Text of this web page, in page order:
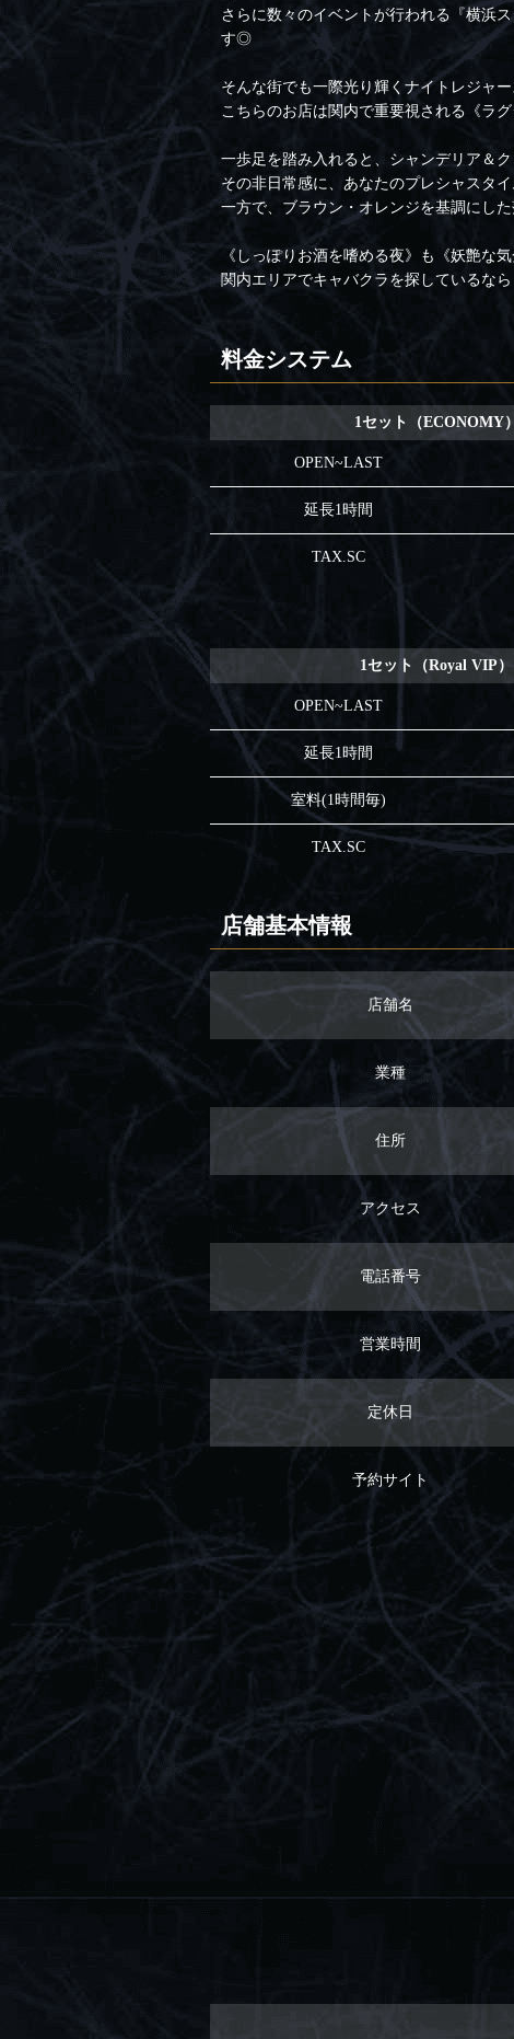
さらに数々のイベントが行われる『横浜
す◎
そんな街でも一際光り輝くナイトレジャ
こちらのお店は関内で重要視される《ラ
一歩足を踏み入れると、シャンデリア＆
その非日常感に、あなたのプレシャスタ
一方で、ブラウン・オレンジを基調にし
《しっぽりお酒を嗜める夜》も《妖艶な
関内エリアでキャバクラを探しているな
料金システム
1セット（ECONOMY
OPEN~LAST
延長1時間
TAX.SC
1セット（Royal VIP）
OPEN~LAST
延長1時間
室料(1時間毎)
TAX.SC
店舗基本情報
店舗名
業種
住所
アクセス
電話番号
営業時間
定休日
予約サイト